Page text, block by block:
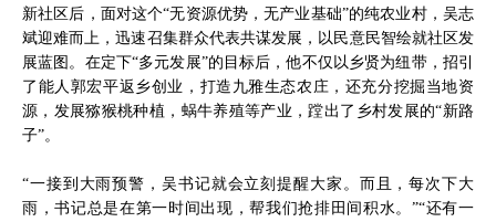
新社区后，面对这个“无资源优势，无产业基础”的纯农业村，吴志
斌迎难而上，迅速召集群众代表共谋发展，以民意民智绘就社区发
展蓝图。在定下“多元发展”的目标后，他不仅以乡贤为纽带，招引
了能人郭宏平返乡创业，打造九雅生态农庄，还充分挖掘当地资
源，发展猕猴桃种植，蜗牛养殖等产业，蹚出了乡村发展的“新路
子”。
“一接到大雨预警，吴书记就会立刻提醒大家。而且，每次下大
雨，书记总是在第一时间出现，帮我们抢排田间积水。”“还有一